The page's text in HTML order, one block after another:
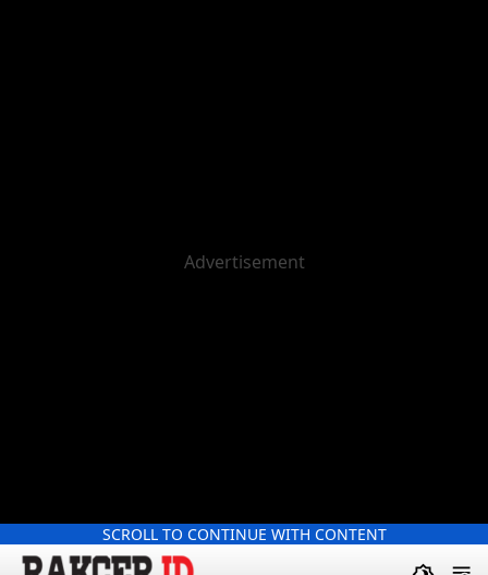
SCROLL TO CONTINUE WITH CONTENT